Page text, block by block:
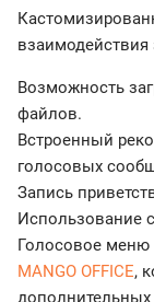
взаимодействия
Возможность
файлов.
Встроенный
голосовых
Запись
Использование
Голосовое меню
MANGO OFFICE,